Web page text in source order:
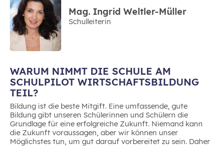
Mag. Ingrid Weltler-Müller
Schulleiterin
WARUM NIMMT DIE SCHULE AM
SCHULPILOT WIRTSCHAFTSBILDUNG
TEIL?
Bildung ist die beste Mitgift. Eine umfassende, gute
Bildung gibt unseren Schülerinnen und Schülern die
Grundlage für eine erfolgreiche Zukunft. Niemand kann
die Zukunft voraussagen, aber wir können unser
Möglichstes tun, um gut darauf vorbereitet zu sein. Daher